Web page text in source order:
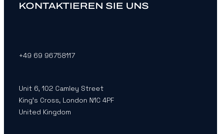
KONTAKTIEREN SIE UNS
+49 69 96758117
Unit 6, 102 Camley Street
King’s Cross, London N1C 4PF
United Kingdom